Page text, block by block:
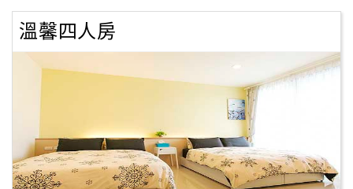
服
聯
線
上
客
溫馨四人房